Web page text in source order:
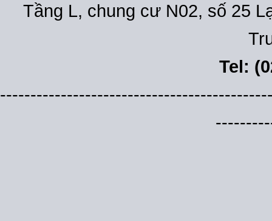
Tầng L, chung cư N02, số 25
Tel: